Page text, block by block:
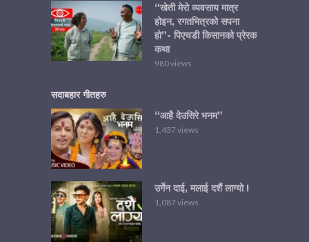
“खेती मेरो व्यवसाय मात्र
होइन, रगतभित्रको सपना
हो”- पिएचडी किसानको प्रेरक
कथा
980 views
सदाबहार गीतहरु
“आहै देउसिरे भनम”
1,437 views
उर्गेन दाई, मलाई दशैं लाग्यो !
1,087 views